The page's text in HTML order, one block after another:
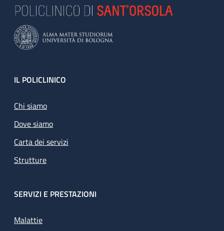
Footer
IL POLICLINICO
Chi siamo
Dove siamo
Carta dei servizi
Strutture
SERVIZI E PRESTAZIONI
Malattie